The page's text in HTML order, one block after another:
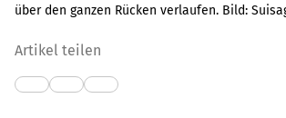
über den ganzen Rücken verlaufen. Bild:
Artikel teilen